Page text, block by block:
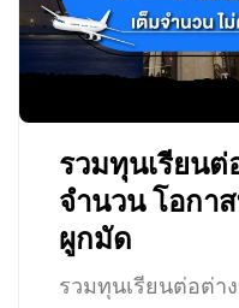
รวมทุนเรียนต่
จำนวน โอกา
ผูกมัด
รวมทุนเรียนต่อต่า